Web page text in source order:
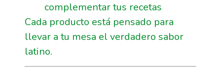
complementar tus recetas
Cada producto está pensado para
llevar a tu mesa el verdadero sabor
latino.